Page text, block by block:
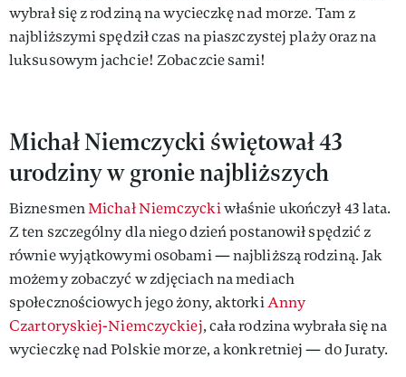
wybrał się z rodziną na wycieczkę nad morze. Tam z
najbliższymi spędził czas na piaszczystej plaży oraz na
luksusowym jachcie! Zobaczcie sami!
Michał Niemczycki świętował 43
urodziny w gronie najbliższych
BiznesmenMichał Niemczyckiwłaśnie ukończył 43 lata.
Z ten szczególny dla niego dzień postanowił spędzić z
równie wyjątkowymi osobami — najbliższą rodziną. Jak
możemy zobaczyć w zdjęciach na mediach
społecznościowych jego żony, aktorkiAnny
Czartoryskiej-Niemczyckiej, cała rodzina wybrała się na
wycieczkę nad Polskie morze, a konkretniej — do Juraty.